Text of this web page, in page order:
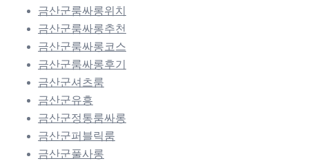
금산군룸싸롱위치
금산군룸싸롱추천
금산군룸싸롱코스
금산군룸싸롱후기
금산군셔츠룸
금산군유흥
금산군정통룸싸롱
금산군퍼블릭룸
금산군풀사롱